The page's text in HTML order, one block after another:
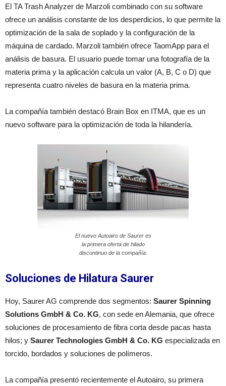
El TA Trash Analyzer de Marzoli combinado con su software
ofrece un análisis constante de los desperdicios, lo que permite la
optimización de la sala de soplado y la configuración de la
máquina de cardado. Marzoli también ofrece TaomApp para el
análisis de basura. El usuario puede tomar una fotografía de la
materia prima y la aplicación calcula un valor (A, B, C o D) que
representa cuatro niveles de basura en la materia prima.
La compañía también destacó Brain Box en ITMA, que es un
nuevo software para la optimización de toda la hilandería.
El nuevo Autoairo de Saurer es
la primera oferta de hilado
discontinuo de la compañía.
Soluciones de Hilatura Saurer
Hoy, Saurer AG comprende dos segmentos: Saurer Spinning
Solutions GmbH & Co. KG, con sede en Alemania, que ofrece
soluciones de procesamiento de fibra corta desde pacas hasta
hilos; y Saurer Technologies GmbH & Co. KG especializada en
torcido, bordados y soluciones de polímeros.
La compañía presentó recientemente el Autoairo, su primera